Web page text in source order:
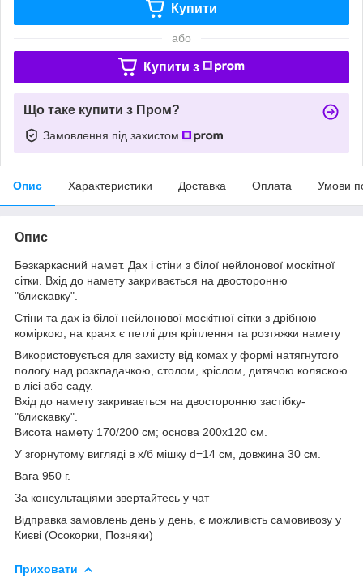
Купити
або
Купити з
Що таке купити з Пром?
Замовлення під захистом
Опис Характеристики Доставка Оплата Умови
Опис
Безкаркасний намет. Дах і стіни з білої нейлонової москітної
сітки. Вхід до намету закривається на двосторонню
"блискавку".
Стіни та дах із білої нейлонової москітної сітки з дрібною
коміркою, на краях є петлі для кріплення та розтяжки намету
Використовується для захисту від комах у формі натягнутого
пологу над розкладачкою, столом, кріслом, дитячою коляскою
в лісі або саду.
Вхід до намету закривається на двосторонню застібку-
"блискавку".
Висота намету 170/200 см; основа 200х120 см.
У згорнутому вигляді в х/б мішку d=14 см, довжина 30 см.
Вага 950 г.
За консультаціями звертайтесь у чат
Відправка замовлень день у день, є можливість самовивозу у
Києві (Осокорки, Позняки)
Приховати